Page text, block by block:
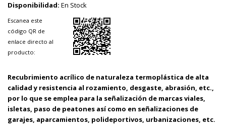
Disponibilidad: En Stock
Escanea este
código QR de
enlace directo al
producto:
Recubrimiento acrílico de naturaleza termoplástica de alta
calidad y resistencia al rozamiento, desgaste, abrasión, etc.,
por lo que se emplea para la señalización de marcas viales,
isletas, paso de peatones así como en señalizaciones de
garajes, aparcamientos, polideportivos, urbanizaciones, etc.